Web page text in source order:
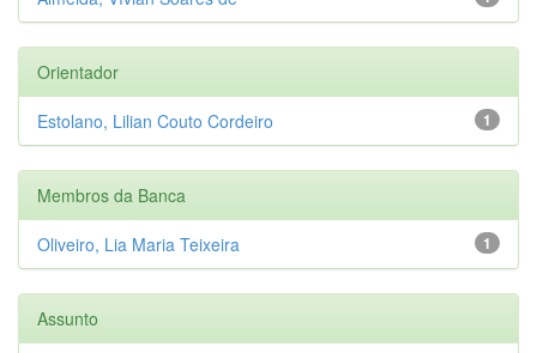
Orientador
1
Estolano, Lilian Couto Cordeiro
Membros da Banca
1
Oliveiro, Lia Maria Teixeira
Assunto